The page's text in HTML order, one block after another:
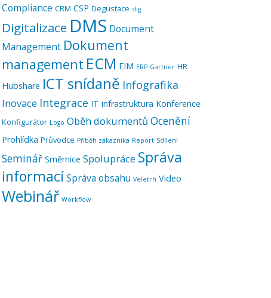
Compliance CRM CSP Degustace dig
Digitalizace DMS Document
Management Dokument
management ECM EIM ERP Gartner HR
Hubshare ICT snídaně Infografika
Inovace Integrace IT infrastruktura Konference
Konfigurátor Logo Oběh dokumentů Ocenění
Prohlídka Průvodce Příběh zákazníka Report Sdílení
Seminář Směrnice Spolupráce Správa
informacíSpráva obsahu Veletrh Video
Webinář Workflow